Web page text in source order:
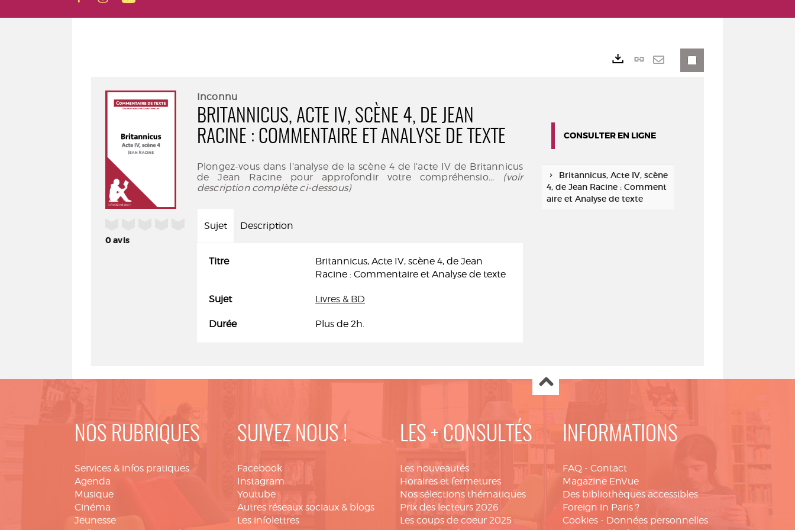
0avis
Inconnu
BRITANNICUS, ACTE IV, SCÈNE 4, DE JEAN
RACINE : COMMENTAIRE ET ANALYSE DE TEXTE
Plongez-vous dans l’analyse de la scène 4 de l’acte IV de Britannicus
de Jean Racine pour approfondir votre compréhensio... (voir
description complète ci-dessous)
Sujet Description
Titre
Britannicus, Acte IV, scène 4, de Jean
Racine : Commentaire et Analyse de texte
Sujet Livres & BD
Durée Plus de 2h.
Lien
CONSULTER EN LIGNE
Britannicus, Acte IV, scène
4, de Jean Racine : Comment
aire et Analyse de texte
NOS RUBRIQUES
Services & infos pratiques
Agenda
Musique
Cinéma
Jeunesse
SUIVEZ NOUS !
Facebook
Instagram
Youtube
Autres réseaux sociaux & blogs
Les infolettres
LES + CONSULTÉS
Les nouveautés
Horaires et fermetures
Nos sélections thématiques
Prix des lecteurs 2026
Les coups de coeur 2025
INFORMATIONS
FAQ - Contact
Magazine EnVue
Des bibliothèques accessibles
Foreign in Paris ?
Cookies - Données personnelles